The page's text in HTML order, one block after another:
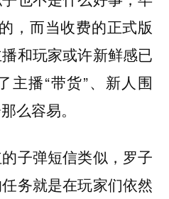
，而当收费的正式版
和玩家或许新鲜感已
主播“带货”、新人围
么容易。
子弹短信类似，罗子
务就是在玩家们依然